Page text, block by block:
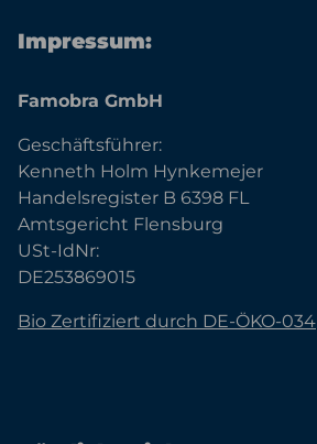
Impressum:
Famobra GmbH
Geschäftsführer:
Kenneth Holm Hynkemejer
Handelsregister B 6398 FL
Amtsgericht Flensburg
USt-IdNr:
DE253869015
Bio Zertifiziert durch DE-ÖKO-034